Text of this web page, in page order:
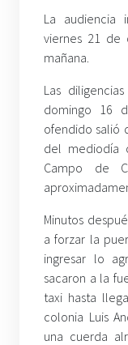
La audiencia
viernes 21 de
mañana.
Las
domingo 16
ofendido salió
del mediodía
Campo de
Minutos
a forzar la
ingresar lo
sacaron a la
taxi hasta
colonia Luis
una cuerda